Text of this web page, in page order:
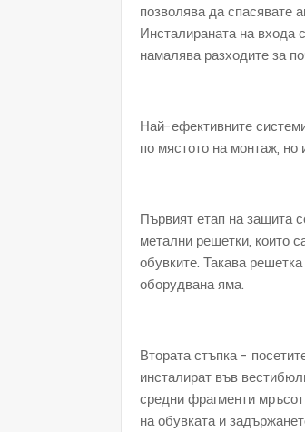
позволява да спасявате
Инсталираната на входа
намалява разходите за
Най-ефективните
по мястото на монтаж, но
Първият етап на защита
метални решетки, които
обувките. Такава
оборудвана яма.
Втората стъпка -
инсталират във
средни фрагменти
на обувката и